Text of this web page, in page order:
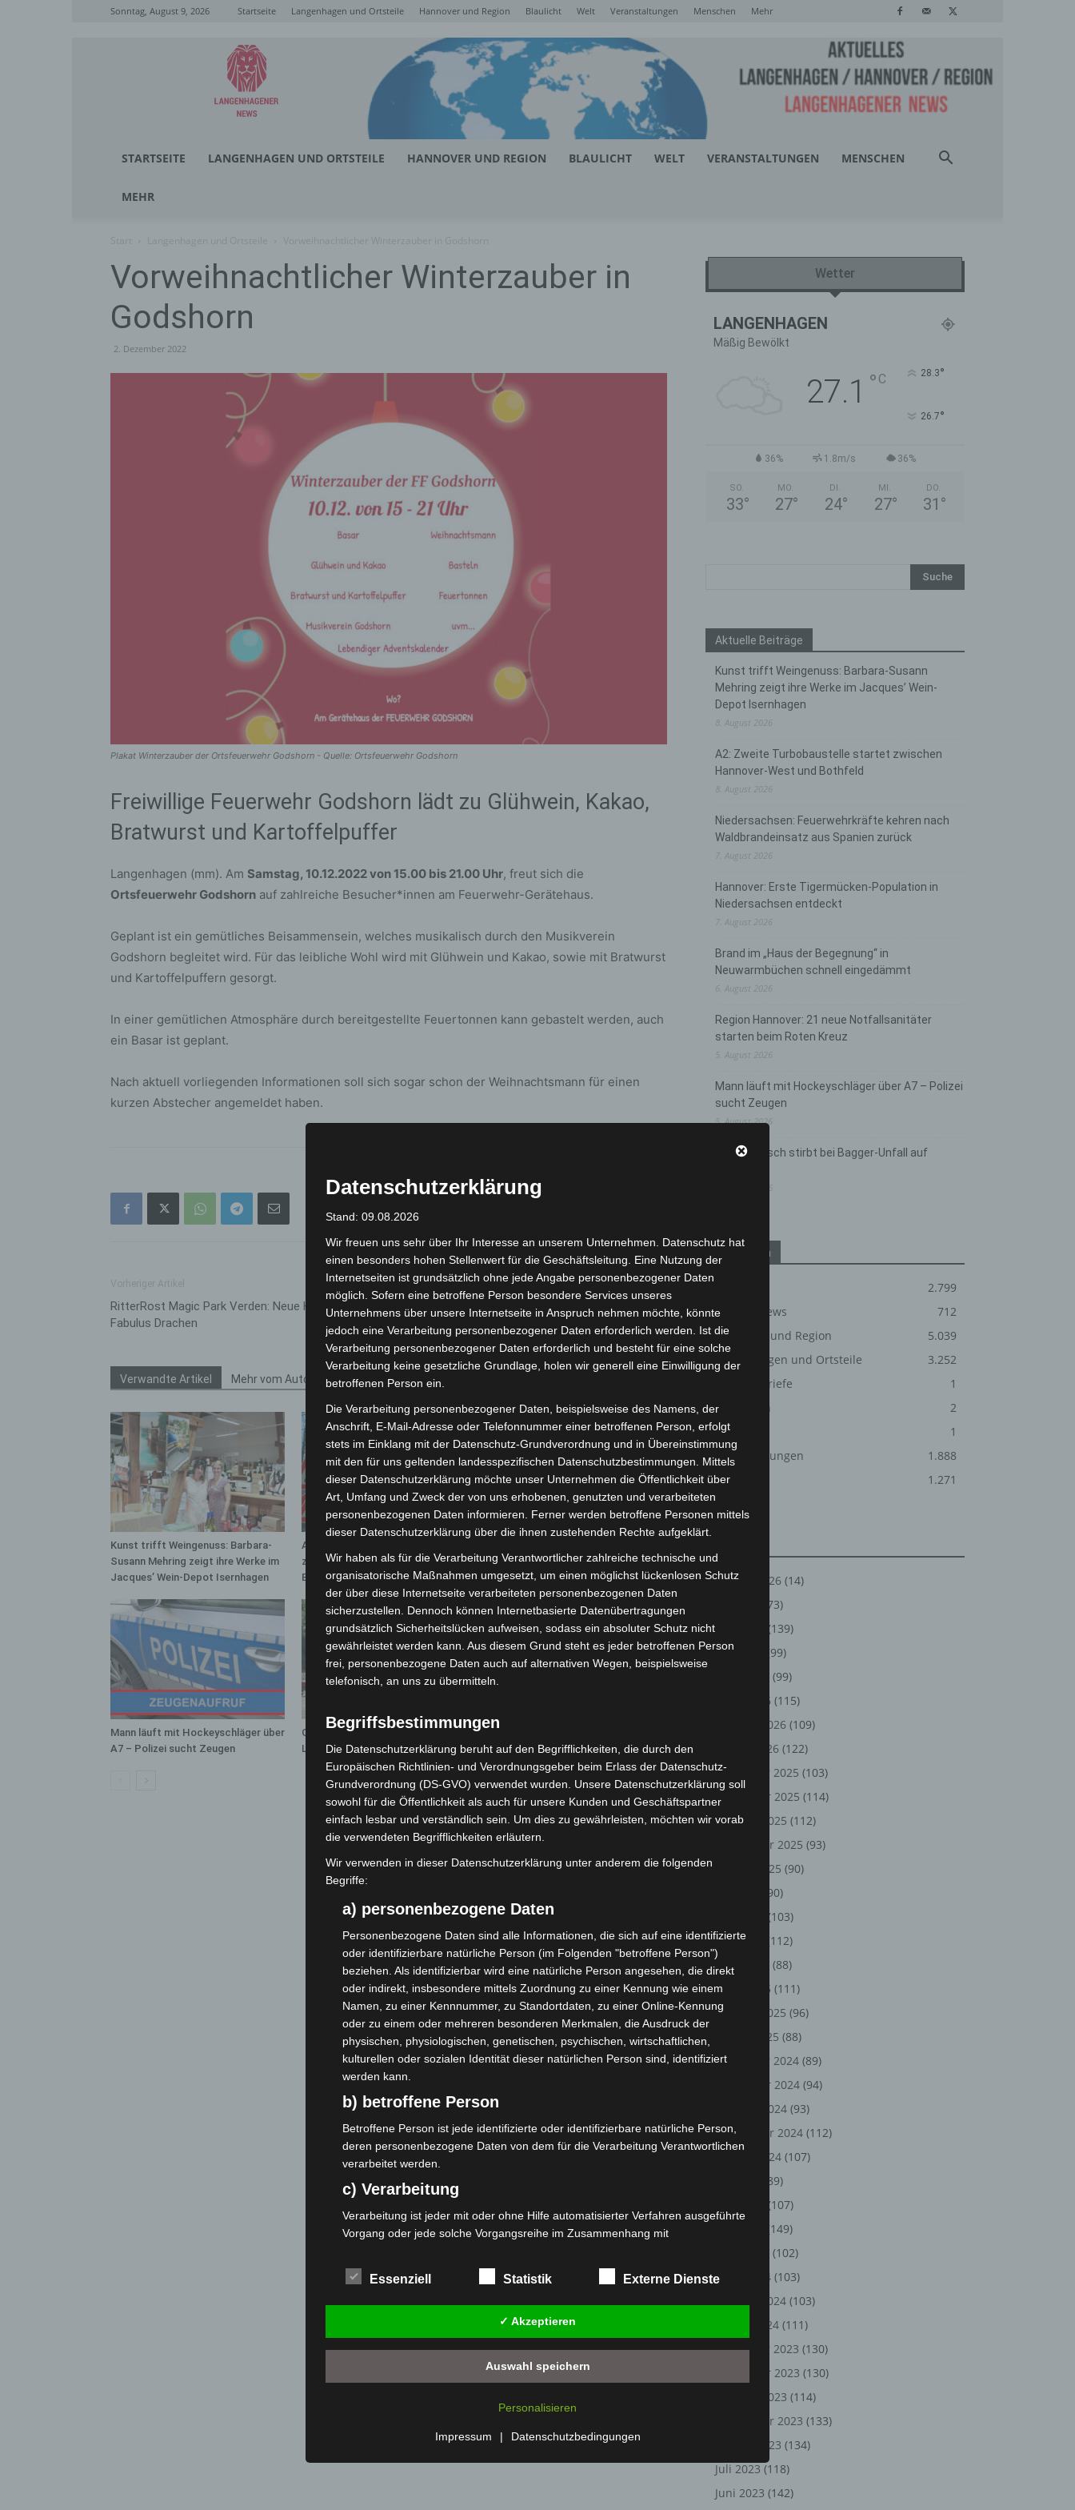
Sonntag, August 9, 2026 Startseite Langenhagen und Ortsteile Hannover und Region Blaulicht Welt Veranstaltungen Menschen Mehr
Langenhagener
News
STARTSEITE LANGENHAGEN UND ORTSTEILE HANNOVER UND REGION BLAULICHT WELT VERANSTALTUNGEN MENSCHEN
MEHR
Vorweihnachtlicher Winterzauber in
Godshorn
2. Dezember 2022
Plakat Winterzauber der Ortsfeuerwehr Godshorn - Quelle: Ortsfeuerwehr Godshorn
Freiwillige Feuerwehr Godshorn lädt zu Glühwein, Kakao,
Bratwurst und Kartoffelpuffer
Langenhagen (mm). Am Samstag, 10.12.2022 von 15.00 bis 21.00 Uhr, freut sich die
Ortsfeuerwehr Godshorn auf zahlreiche Besucher*innen am Feuerwehr-Gerätehaus.
Geplant ist ein gemütliches Beisammensein, welches musikalisch durch den Musikverein
Godshorn begleitet wird. Für das leibliche Wohl wird mit Glühwein und Kakao, sowie mit Bratwurst
und Kartoffelpuffern gesorgt.
In einer gemütlichen Atmosphäre durch bereitgestellte Feuertonnen kann gebastelt werden, auch
ein Basar ist geplant.
Nach aktuell vorliegenden Informationen soll sich sogar schon der Weihnachtsmann für einen
kurzen Abstecher angemeldet haben.
RitterRost Magic Park Verden: Neue Heimat für
Fabulus Drachen
Nächster Artikel
B 3 (Hannover): Südschnellweg ab
Sonntagmorgen gesperrt
Verwandte Artikel Mehr vom Autor
Kunst trifft Weingenuss: Barbara-
Susann Mehring zeigt ihre Werke im
Jacques’ Wein-Depot Isernhagen
A2: Zweite Turbobaustelle startet
zwischen Hannover-West und
Bothfeld
Population in Niedersachsen
entdeckt
Mann läuft mit Hockeyschläger über
A7 – Polizei sucht Zeugen
Gasleitung bei McDonald’s-Umbau in
Langenhagen beschädigt
Promille aus dem Verkehr gezogen
Wetter
LANGENHAGEN
Mäßig Bewölkt
27.1 ° C 28.3°
26.7°
36% 1.8m/s 36%
SO.
33°
MO.
27°
DI.
24°
MI.
27°
DO.
31 °
Aktuelle Beiträge
Kunst trifft Weingenuss: Barbara-Susann
Mehring zeigt ihre Werke im Jacques’ Wein-
Depot Isernhagen
8. August 2026
A2: Zweite Turbobaustelle startet zwischen
Hannover-West und Bothfeld
8. August 2026
Niedersachsen: Feuerwehrkräfte kehren nach
Waldbrandeinsatz aus Spanien zurück
7. August 2026
Hannover: Erste Tigermücken-Population in
Niedersachsen entdeckt
7. August 2026
Brand im „Haus der Begegnung“ in
Neuwarmbüchen schnell eingedämmt
6. August 2026
Region Hannover: 21 neue Notfallsanitäter
starten beim Roten Kreuz
5. August 2026
Mann läuft mit Hockeyschläger über A7 – Polizei
sucht Zeugen
5. August 2026
Celle: Mensch stirbt bei Bagger-Unfall auf
Kategorien
2.799
Corona-News
712
Hannover und Region
5.039
Langenhagen und Ortsteile
3.252
Leserbriefe
1
Menschen
2
Über uns
1
Veranstaltungen
1.888
Welt
1.271
August 2026 (14)
(73)
(139)
Mai 2026
(99)
(99)
März 2026 (115)
Februar 2026 (109)
Januar 2026 (122)
Dezember 2025 (103)
November 2025 (114)
Oktober 2025 (112)
September 2025 (93)
August 2025 (90)
(90)
(103)
Mai 2025
(112)
April 2025
(88)
März 2025 (111)
Februar 2025 (96)
Januar 2025 (88)
Dezember 2024 (89)
November 2024 (94)
Oktober 2024 (93)
September 2024 (112)
August 2024 (107)
(89)
(107)
(149)
(102)
März 2024 (103)
Februar 2024 (103)
Januar 2024 (111)
Dezember 2023 (130)
November 2023 (130)
Oktober 2023 (114)
September 2023 (133)
August 2023 (134)
Juli 2023 (118)
Juni 2023 (142)
Datenschutzerklärung
Stand: 09.08.2026
Wir freuen uns sehr über Ihr Interesse an unserem Unternehmen. Datenschutz hat
einen besonders hohen Stellenwert für die Geschäftsleitung. Eine Nutzung der
Internetseiten ist grundsätzlich ohne jede Angabe personenbezogener Daten
möglich. Sofern eine betroffene Person besondere Services unseres
Unternehmens über unsere Internetseite in Anspruch nehmen möchte, könnte
jedoch eine Verarbeitung personenbezogener Daten erforderlich werden. Ist die
Verarbeitung personenbezogener Daten erforderlich und besteht für eine solche
Verarbeitung keine gesetzliche Grundlage, holen wir generell eine Einwilligung der
betroffenen Person ein.
Die Verarbeitung personenbezogener Daten, beispielsweise des Namens, der
Anschrift, E-Mail-Adresse oder Telefonnummer einer betroffenen Person, erfolgt
stets im Einklang mit der Datenschutz-Grundverordnung und in Übereinstimmung
mit den für uns geltenden landesspezifischen Datenschutzbestimmungen. Mittels
dieser Datenschutzerklärung möchte unser Unternehmen die Öffentlichkeit über
Art, Umfang und Zweck der von uns erhobenen, genutzten und verarbeiteten
personenbezogenen Daten informieren. Ferner werden betroffene Personen mittels
dieser Datenschutzerklärung über die ihnen zustehenden Rechte aufgeklärt.
Wir haben als für die Verarbeitung Verantwortlicher zahlreiche technische und
organisatorische Maßnahmen umgesetzt, um einen möglichst lückenlosen Schutz
der über diese Internetseite verarbeiteten personenbezogenen Daten
sicherzustellen. Dennoch können Internetbasierte Datenübertragungen
grundsätzlich Sicherheitslücken aufweisen, sodass ein absoluter Schutz nicht
gewährleistet werden kann. Aus diesem Grund steht es jeder betroffenen Person
frei, personenbezogene Daten auch auf alternativen Wegen, beispielsweise
telefonisch, an uns zu übermitteln.
Begriffsbestimmungen
Die Datenschutzerklärung beruht auf den Begrifflichkeiten, die durch den
Europäischen Richtlinien- und Verordnungsgeber beim Erlass der Datenschutz-
Grundverordnung (DS-GVO) verwendet wurden. Unsere Datenschutzerklärung soll
sowohl für die Öffentlichkeit als auch für unsere Kunden und Geschäftspartner
einfach lesbar und verständlich sein. Um dies zu gewährleisten, möchten wir vorab
die verwendeten Begrifflichkeiten erläutern.
Wir verwenden in dieser Datenschutzerklärung unter anderem die folgenden
Begriffe:
a) personenbezogene Daten
Personenbezogene Daten sind alle Informationen, die sich auf eine identifizierte
oder identifizierbare natürliche Person (im Folgenden "betroffene Person")
beziehen. Als identifizierbar wird eine natürliche Person angesehen, die direkt
oder indirekt, insbesondere mittels Zuordnung zu einer Kennung wie einem
Namen, zu einer Kennnummer, zu Standortdaten, zu einer Online-Kennung
oder zu einem oder mehreren besonderen Merkmalen, die Ausdruck der
physischen, physiologischen, genetischen, psychischen, wirtschaftlichen,
kulturellen oder sozialen Identität dieser natürlichen Person sind, identifiziert
werden kann.
b) betroffene Person
Betroffene Person ist jede identifizierte oder identifizierbare natürliche Person,
deren personenbezogene Daten von dem für die Verarbeitung Verantwortlichen
verarbeitet werden.
c) Verarbeitung
Verarbeitung ist jeder mit oder ohne Hilfe automatisierter Verfahren ausgeführte
Vorgang oder jede solche Vorgangsreihe im Zusammenhang mit
das Ordnen, die Speicherung, die Anpassung oder Veränderung, das Auslesen,
das Abfragen, die Verwendung, die Offenlegung durch Übermittlung, Verbreitung
oder eine andere Form der Bereitstellung, den Abgleich oder die Verknüpfung,
die Einschränkung, das Löschen oder die Vernichtung.
d) Einschränkung der Verarbeitung
Einschränkung der Verarbeitung ist die Markierung gespeicherter
Profiling ist jede Art der automatisierten Verarbeitung personenbezogener
Daten, die darin besteht, dass diese personenbezogenen Daten verwendet
werden, um bestimmte persönliche Aspekte, die sich auf eine natürliche Person
Essenziell Statistik Externe Dienste
✓ Akzeptieren
Auswahl speichern
Personalisieren
Impressum | Datenschutzbedingungen